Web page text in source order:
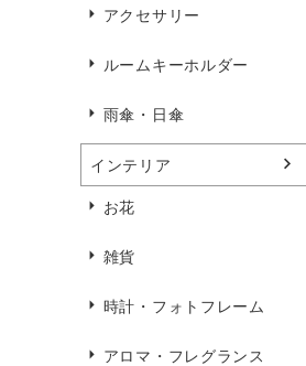
アクセサリー
ルームキーホルダー
雨傘・日傘
インテリア
お花
雑貨
時計・フォトフレーム
アロマ・フレグランス